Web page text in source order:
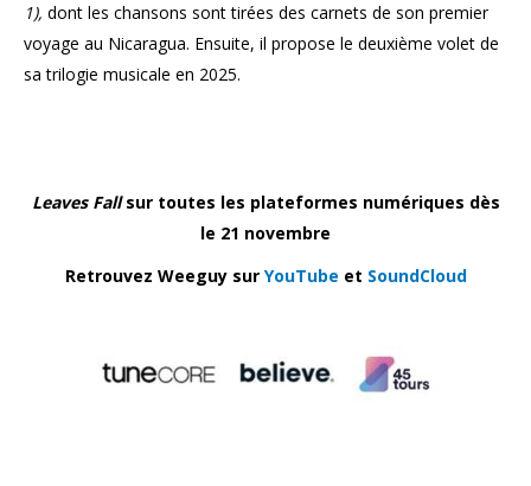
1), dont les chansons sont tirées des carnets de son premier
voyage au Nicaragua. Ensuite, il propose le deuxième volet de
sa trilogie musicale en 2025.
Leaves Fallsur toutes les plateformes numériques dès
le 21 novembre
Retrouvez Weeguy sur YouTube et SoundCloud